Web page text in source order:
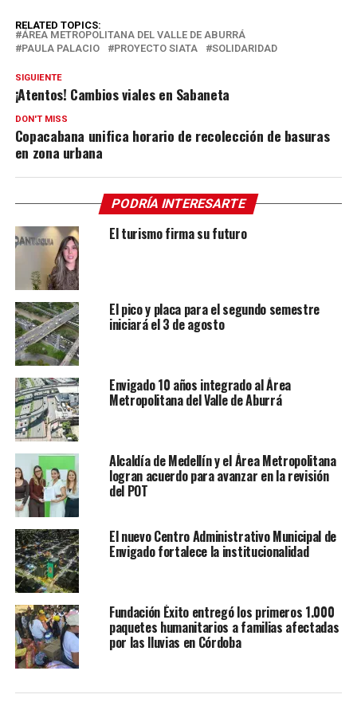
RELATED TOPICS:
ÁREA METROPOLITANA DEL VALLE DE ABURRÁ
PAULA PALACIO
PROYECTO SIATA SOLIDARIDAD
SIGUIENTE
¡Atentos! Cambios viales en Sabaneta
DON'T MISS
Copacabana unifica horario de recolección de basuras
en zona urbana
PODRÍA INTERESARTE
El turismo firma su futuro
El pico y placa para el segundo semestre
iniciará el 3 de agosto
Envigado 10 años integrado al Área
Metropolitana del Valle de Aburrá
Alcaldía de Medellín y el Área Metropolitana
logran acuerdo para avanzar en la revisión
del POT
El nuevo Centro Administrativo Municipal de
Envigado fortalece la institucionalidad
Fundación Éxito entregó los primeros 1.000
paquetes humanitarios a familias afectadas
por las lluvias en Córdoba